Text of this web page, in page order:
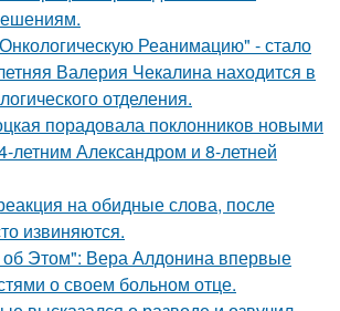
Реанимацию" - стало
Валерия Чекалина находится в
отделения.
порадовала поклонников новыми
летним Александром и 8-летней
на обидные слова, после
извиняются.
Этом": Вера Алдонина впервые
о своем больном отце.